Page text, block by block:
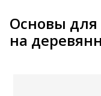
Основы для
на